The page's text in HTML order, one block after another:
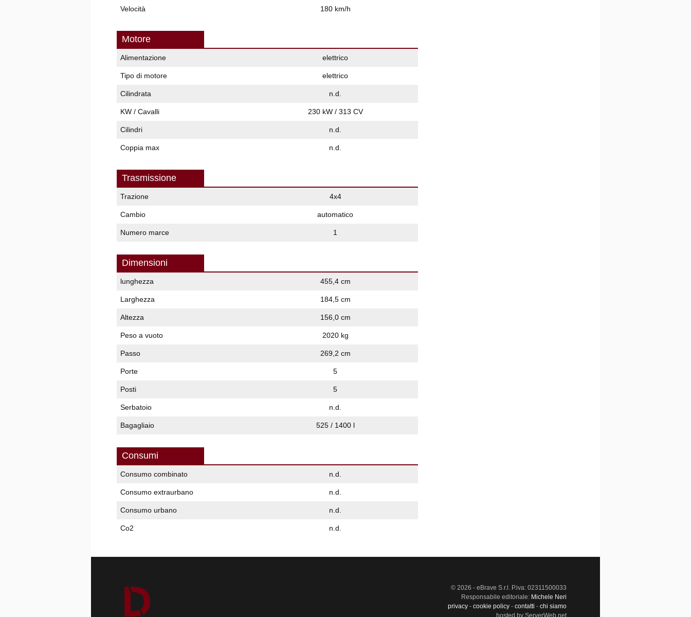
Velocità 180 km/h
Motore
Alimentazione elettrico
Tipo di motore elettrico
Cilindrata n.d.
KW / Cavalli 230 kW / 313 CV
Cilindri n.d.
Coppia max n.d.
Trasmissione
Trazione 4x4
Cambio automatico
Numero marce 1
Dimensioni
lunghezza 455,4 cm
Larghezza 184,5 cm
Altezza 156,0 cm
Peso a vuoto 2020 kg
Passo 269,2 cm
Porte 5
Posti 5
Serbatoio n.d.
Bagagliaio 525 / 1400 l
Consumi
Consumo combinato n.d.
Consumo extraurbano n.d.
Consumo urbano n.d.
Co2 n.d.
© 2026 - eBrave S.r.l. P.iva: 02311500033
Responsabile editoriale: Michele Neri
privacy - cookie policy - contatti - chi siamo
hosted by ServerWeb.net